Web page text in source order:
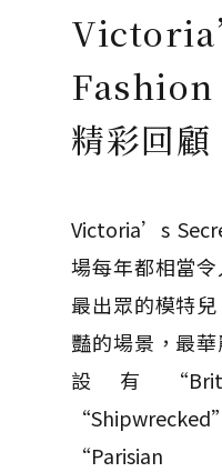
Fashion
精彩回顧
Victoria’s
場每年都相當
最出眾的模特
豔的場景，最
設有